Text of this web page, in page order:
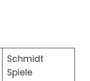
Schmidt
Spiele